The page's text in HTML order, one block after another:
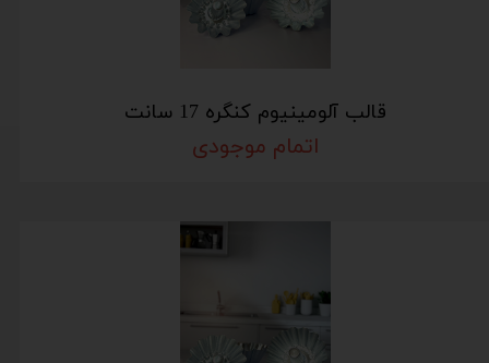
قالب آلومینیوم کنگره 17 سانت
اتمام موجودی